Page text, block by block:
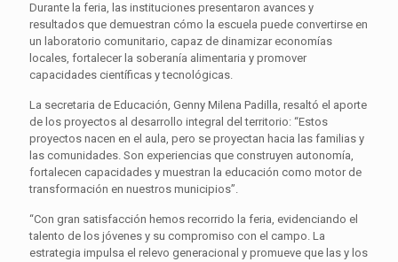
Durante la feria, las instituciones presentaron avances y
resultados que demuestran cómo la escuela puede convertirse en
un laboratorio comunitario, capaz de dinamizar economías
locales, fortalecer la soberanía alimentaria y promover
capacidades científicas y tecnológicas.
La secretaria de Educación, Genny Milena Padilla, resaltó el aporte
de los proyectos al desarrollo integral del territorio: “Estos
proyectos nacen en el aula, pero se proyectan hacia las familias y
las comunidades. Son experiencias que construyen autonomía,
fortalecen capacidades y muestran la educación como motor de
transformación en nuestros municipios”.
“Con gran satisfacción hemos recorrido la feria, evidenciando el
talento de los jóvenes y su compromiso con el campo. La
estrategia impulsa el relevo generacional y promueve que las y los